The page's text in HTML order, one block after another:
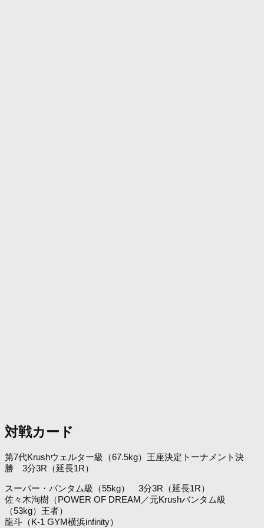
対戦カード
第7代Krushウェルター級（67.5kg）王座決定トーナメント決
勝 3分3R（延長1R）
スーパー・バンタム級（55kg） 3分3R（延長1R）
佐々木洵樹（POWER OF DREAM／元Krushバンタム級
（53kg）王者）
龍斗（K-1 GYM横浜infinity）